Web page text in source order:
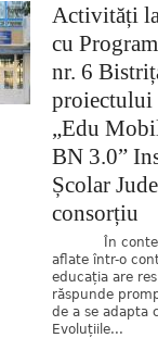
Activități
cu
nr. 6
proiectului
„Edu
BN 3.0”
Școlar
consorțiu
În
aflate într-o
educația are
răspunde
de a se adapta
Evoluțiile...